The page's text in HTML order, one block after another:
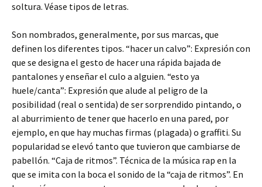
soltura. Véase tipos de letras.
Son nombrados, generalmente, por sus marcas, que
definen los diferentes tipos. “hacer un calvo”: Expresión con
que se designa el gesto de hacer una rápida bajada de
pantalones y enseñar el culo a alguien. “esto ya
huele/canta”: Expresión que alude al peligro de la
posibilidad (real o sentida) de ser sorprendido pintando, o
al aburrimiento de tener que hacerlo en una pared, por
ejemplo, en que hay muchas firmas (plagada) o graffiti. Su
popularidad se elevó tanto que tuvieron que cambiarse de
pabellón. “Caja de ritmos”. Técnica de la música rap en la
que se imita con la boca el sonido de la “caja de ritmos”. En